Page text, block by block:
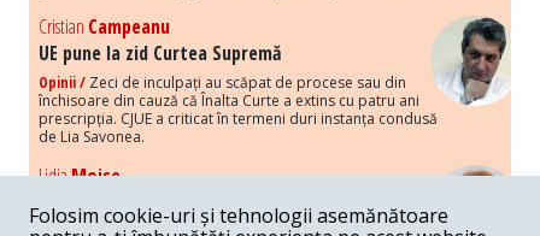
Cristian Campeanu
UE pune la zid Curtea Supremă
Opinii / Zeci de inculpați au scăpat de procese sau din
închisoare din cauză că Înalta Curte a extins cu patru ani
prescripția. CJUE a criticat în termeni duri instanța condusă
de Lia Savonea.
LidiaMoise
Costurile economice ale haosului politic
Opinii / Economia nu poate rezista cu retorica falsă a
Folosim cookie-uri și tehnologii asemănătoare